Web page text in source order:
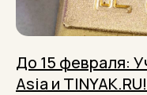
До 15 февраля:
Asia и